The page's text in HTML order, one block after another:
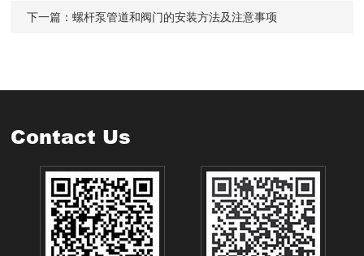
下一篇：螺杆泵管道和阀门的安装方法及注意事项
Contact Us